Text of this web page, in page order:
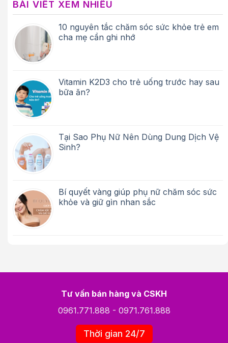
BÀI VIẾT XEM NHIỀU
10 nguyên tắc chăm sóc sức khỏe trẻ em
cha mẹ cần ghi nhớ
Vitamin K2D3 cho trẻ uống trước hay sau
bữa ăn?
Tại Sao Phụ Nữ Nên Dùng Dung Dịch Vệ
Sinh?
Bí quyết vàng giúp phụ nữ chăm sóc sức
khỏe và giữ gìn nhan sắc
Tư vấn bán hàng và CSKH
0961.771.888 - 0971.761.888
Thời gian 24/7